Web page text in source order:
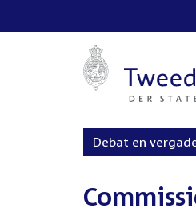
Debat en